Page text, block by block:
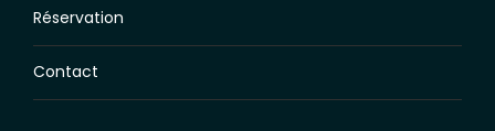
Réservation
Contact